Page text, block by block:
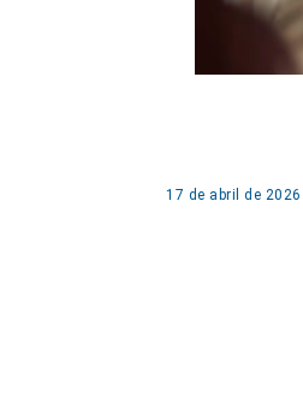
17 de abril de 2026